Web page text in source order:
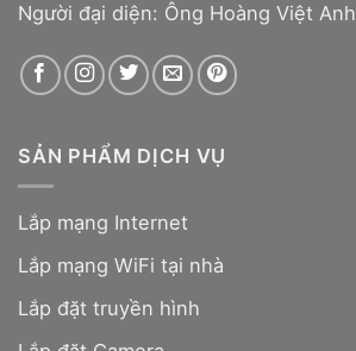
Người đại diện: Ông Hoàng Việt Anh
SẢN PHẨM DỊCH VỤ
Lắp mạng Internet
Lắp mạng WiFi tại nhà
Lắp đặt truyền hình